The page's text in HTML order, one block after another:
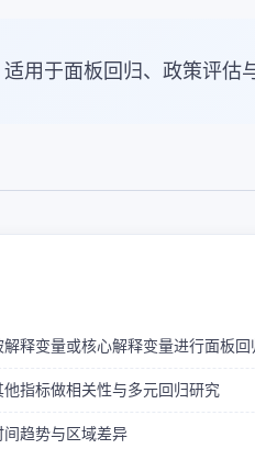
用于面板回归、政策评估
解释变量或核心解释变量进行面板回
他指标做相关性与多元回归研究
间趋势与区域差异